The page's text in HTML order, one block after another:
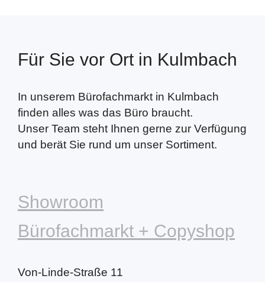
Für Sie vor Ort in Kulmbach
In unserem Bürofachmarkt in Kulmbach
finden alles was das Büro braucht.
Unser Team steht Ihnen gerne zur Verfügung
und berät Sie rund um unser Sortiment.
Showroom
Bürofachmarkt + Copyshop
Von-Linde-Straße 11